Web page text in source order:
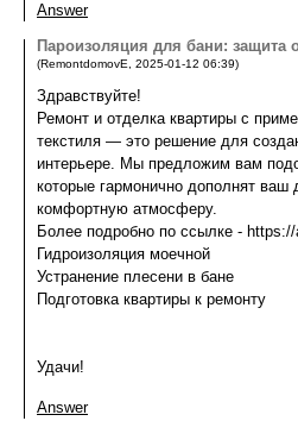
Answer
Пароизоляция для бани: защита
(RemontdomovE 2025-01-12 06:39)
Здравствуйте!
Ремонт и отделка квартиры с
текстиля — это решение для
интерьере. Мы предложим вам
которые гармонично дополнят ваш
комфортную атмосферу.
Более подробно по ссылке -
Гидроизоляция моечной
Устранение плесени в бане
Подготовка квартиры к ремонту
Удачи!
Answer